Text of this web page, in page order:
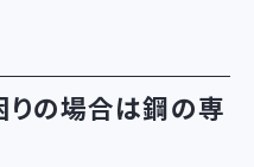
りの場合は鋼の専